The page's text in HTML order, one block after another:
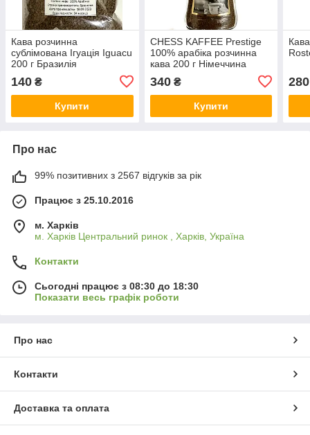
Кава розчинна
сублімована Ігуація Iguacu
200 г Бразилія
140 ₴
Купити
CHESS KAFFEE Prestige
100% арабіка розчинна
кава 200 г Німеччина
340₴
Купити
280
Про нас
99% позитивних з 2567 відгуків за рік
Працює з 25.10.2016
м. Харків
м. Харків Центральний ринок , Харків, Україна
Контакти
Сьогодні працює з 08:30 до 18:30
Показати весь графік роботи
Про нас
Контакти
Доставка та оплата